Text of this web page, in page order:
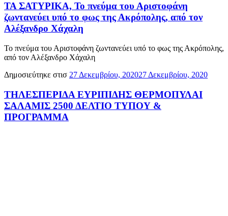
ΤΑ ΣΑΤΥΡΙΚΑ, Το πνεύμα του Αριστοφάνη
ζωντανεύει υπό το φως της Ακρόπολης, από τον
Αλέξανδρο Χάχαλη
Το πνεύμα του Αριστοφάνη ζωντανεύει υπό το φως της Ακρόπολης,
από τον Αλέξανδρο Χάχαλη
Δημοσιεύτηκε στισ 27 Δεκεμβρίου, 202027 Δεκεμβρίου, 2020
ΤΗΛΕΣΠΕΡΙΔΑ ΕΥΡΙΠΙΔΗΣ ΘΕΡΜΟΠΥΛΑΙ
ΣΑΛΑΜΙΣ 2500 ΔΕΛΤΙΟ ΤΥΠΟΥ &
ΠΡΟΓΡΑΜΜΑ